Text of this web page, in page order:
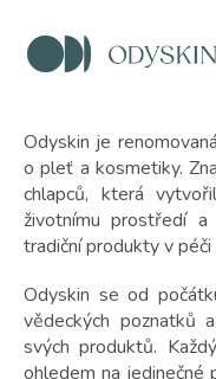
Odyskin je
o pleť a kosmetiky.
chlapců, která
životnímu prostředí
tradiční produkty v
Odyskin se od
vědeckých poznatků
svých produktů.
ohledem na
s
o
d
u
k
t